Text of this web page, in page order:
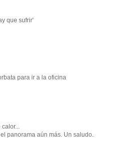
que sufrir'
para ir a la oficina
panorama aún más. Un saludo.